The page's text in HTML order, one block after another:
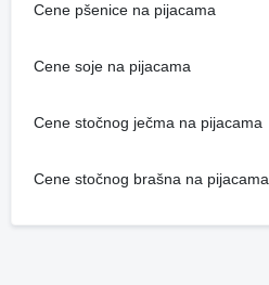
Cene pšenice na pijacama
Cene soje na pijacama
Cene stočnog ječma na pijacama
Cene stočnog brašna na pijacama